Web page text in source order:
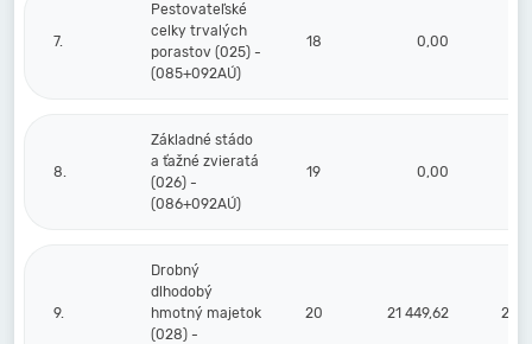
7.
Pestovateľské
celky trvalých
porastov (025) -
(085+092AÚ)
18 0,00
8.
Základné stádo
a ťažné zvieratá
(026) -
(086+092AÚ)
19 0,00
9.
Drobný
dlhodobý
hmotný majetok
(028) -
20 21 449,62 21